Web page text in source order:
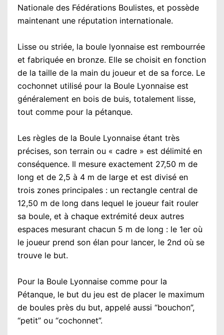
Nationale des Fédérations Boulistes, et possède
maintenant une réputation internationale.
Lisse ou striée, la boule lyonnaise est rembourrée
et fabriquée en bronze. Elle se choisit en fonction
de la taille de la main du joueur et de sa force. Le
cochonnet utilisé pour la Boule Lyonnaise est
généralement en bois de buis, totalement lisse,
tout comme pour la pétanque.
Les règles de la Boule Lyonnaise étant très
précises, son terrain ou « cadre » est délimité en
conséquence. Il mesure exactement 27,50 m de
long et de 2,5 à 4 m de large et est divisé en
trois zones principales : un rectangle central de
12,50 m de long dans lequel le joueur fait rouler
sa boule, et à chaque extrémité deux autres
espaces mesurant chacun 5 m de long : le 1er où
le joueur prend son élan pour lancer, le 2nd où se
trouve le but.
Pour la Boule Lyonnaise comme pour la
Pétanque, le but du jeu est de placer le maximum
de boules près du but, appelé aussi “bouchon”,
“petit” ou “cochonnet”.